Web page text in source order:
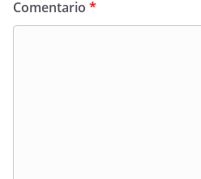
Comentario *